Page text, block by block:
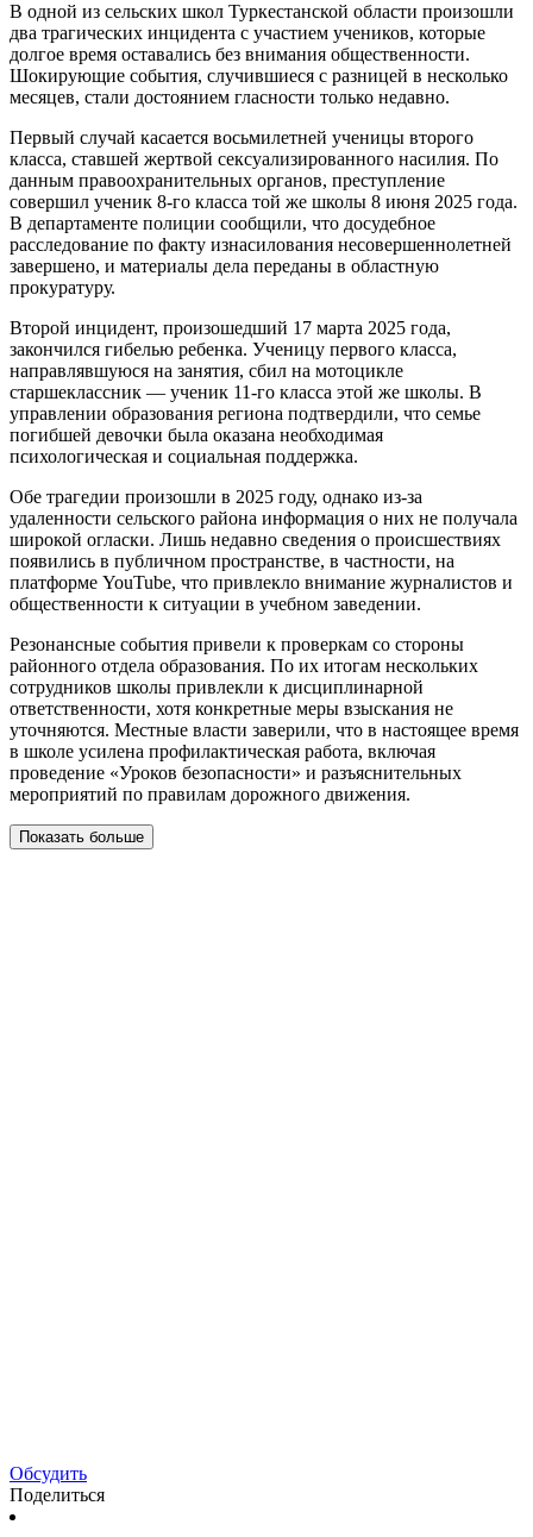
В одной из сельских школ Туркестанской области произошли
два трагических инцидента с участием учеников, которые
долгое время оставались без внимания общественности.
Шокирующие события, случившиеся с разницей в несколько
месяцев, стали достоянием гласности только недавно.
Первый случай касается восьмилетней ученицы второго
класса, ставшей жертвой сексуализированного насилия. По
данным правоохранительных органов, преступление
совершил ученик 8-го класса той же школы 8 июня 2025 года.
В департаменте полиции сообщили, что досудебное
расследование по факту изнасилования несовершеннолетней
завершено, и материалы дела переданы в областную
прокуратуру.
Второй инцидент, произошедший 17 марта 2025 года,
закончился гибелью ребенка. Ученицу первого класса,
направлявшуюся на занятия, сбил на мотоцикле
старшеклассник — ученик 11-го класса этой же школы. В
управлении образования региона подтвердили, что семье
погибшей девочки была оказана необходимая
психологическая и социальная поддержка.
Обе трагедии произошли в 2025 году, однако из-за
удаленности сельского района информация о них не получала
широкой огласки. Лишь недавно сведения о происшествиях
появились в публичном пространстве, в частности, на
платформе YouTube, что привлекло внимание журналистов и
общественности к ситуации в учебном заведении.
Резонансные события привели к проверкам со стороны
районного отдела образования. По их итогам нескольких
сотрудников школы привлекли к дисциплинарной
ответственности, хотя конкретные меры взыскания не
уточняются. Местные власти заверили, что в настоящее время
в школе усилена профилактическая работа, включая
проведение «Уроков безопасности» и разъяснительных
мероприятий по правилам дорожного движения.
Показать больше
Обсудить
Поделиться